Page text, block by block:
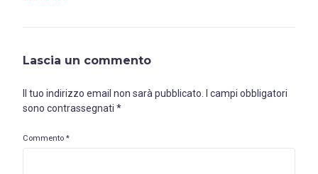
Lascia un commento
Il tuo indirizzo email non sarà pubblicato.
I campi obbligatori
sono contrassegnati*
Commento*